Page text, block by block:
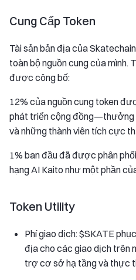
Cung Cấp Token
Tài sản bản địa của
toàn bộ nguồn cung của mình.
được công bố:
12% của nguồn cung token
phát triển cộng đồng—thưởng
và những thành viên tích cực
1% ban đầu đã được phân
hạng AI Kaito như một phần
Token Utility
Phí giao dịch: $SKATE
địa cho các giao dịch trên
trợ cơ sở hạ tầng và thực